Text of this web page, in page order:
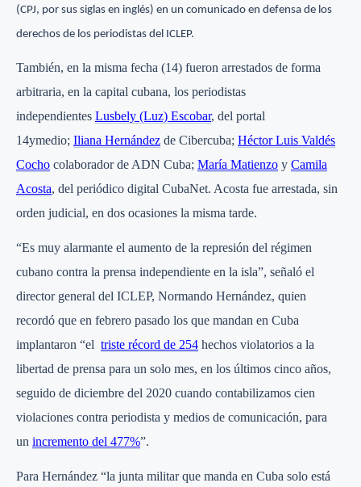
(CPJ, por sus siglas en inglés) en un comunicado en defensa de los
derechos de los periodistas del ICLEP.
También, en la misma fecha (14) fueron arrestados de forma
arbitraria, en la capital cubana, los periodistas
independientes Lusbely (Luz) Escobar, del portal
14ymedio; Iliana Hernández de Cibercuba; Héctor Luis Valdés
Cocho colaborador de ADN Cuba; María Matienzo y Camila
Acosta, del periódico digital CubaNet. Acosta fue arrestada, sin
orden judicial, en dos ocasiones la misma tarde.
“Es muy alarmante el aumento de la represión del régimen
cubano contra la prensa independiente en la isla”, señaló el
director general del ICLEP, Normando Hernández, quien
recordó que en febrero pasado los que mandan en Cuba
implantaron “el triste récord de 254 hechos violatorios a la
libertad de prensa para un solo mes, en los últimos cinco años,
seguido de diciembre del 2020 cuando contabilizamos cien
violaciones contra periodista y medios de comunicación, para
un incremento del 477%”.
Para Hernández “la junta militar que manda en Cuba solo está